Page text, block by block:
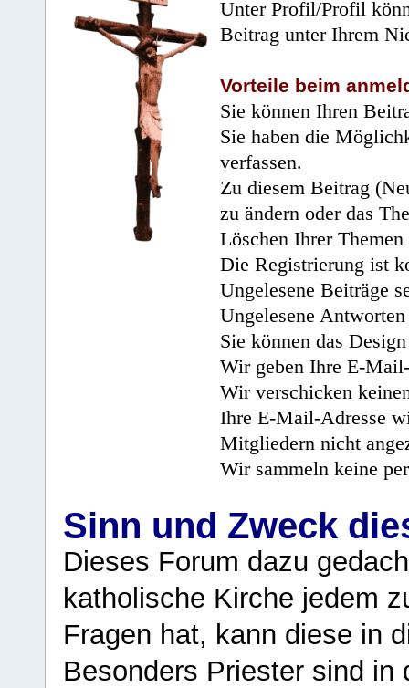
Unter Profil/Profil
Beitrag unter Ihrem
Vorteile beim
Sie können Ihren
Sie haben die
verfassen.
Zu diesem Beitrag
zu ändern oder das
Löschen Ihrer
Die Registrierung ist
Ungelesene Beiträge
Ungelesene
Sie können das
Wir geben Ihre E-
Wir verschicken
Ihre E-Mail-Adresse
Mitgliedern nicht
Wir sammeln keine
Sinn und Zweck
Dieses Forum dazu
katholische Kirche jedem
Fragen hat, kann diese in
Besonders Priester sind in